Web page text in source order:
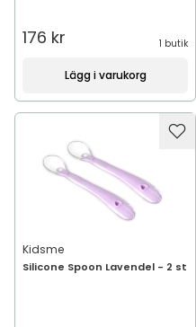
176 kr 1 butik
Lägg i varukorg
Kidsme
Silicone Spoon Lavendel - 2 st